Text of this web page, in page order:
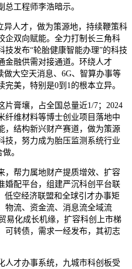
工程师李浩暗示。
人才，做为策源地，持续鞭策科
企双向赋能。全力打制长三角科
发布“轮胎健康智能办理”的科技
金融供需对接通道。环绕人才
做大空天消息、6G、智算办事等
美，特别是0到1的根本立异。
膏壤，占全国总量近1/7；2024
纤维材料等博士创业项目落地中
，结构新兴财产赛道，做为策源
技，努力成为胎压监测系统行业
。
帮力属地财产提质增效、扩容
婚配平台，组建严沉科创平台联
低空经济联盟和全球引才办事矩
物流、资金流、消息流全域流
易化成长机缘，扩容科创上市梯
可转债，需求一经发布，其初志
才办事系统，九城市科创板受